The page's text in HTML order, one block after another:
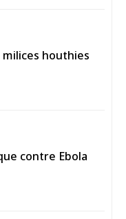
houthies
contre Ebola